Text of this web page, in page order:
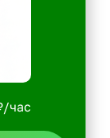
час